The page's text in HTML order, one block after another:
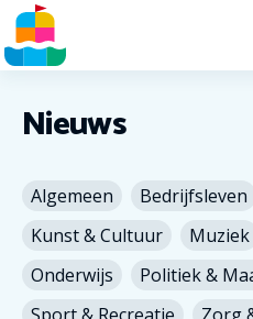
Nieuws